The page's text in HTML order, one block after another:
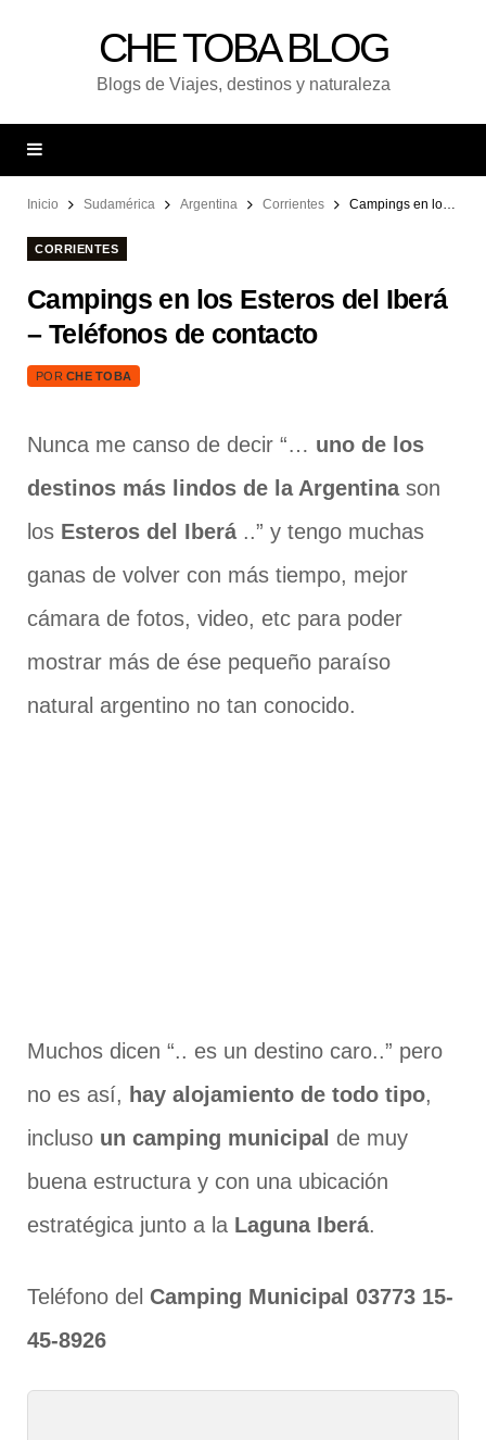
CHE TOBA BLOG
Blogs de Viajes, destinos y naturaleza
Inicio Sudamérica Argentina Corrientes Campings en los Esteros del Iberá – Teléfonos de contacto
CORRIENTES
Campings en los Esteros del Iberá
– Teléfonos de contacto
POR CHE TOBA
Nunca me canso de decir “… uno de los
destinos más lindos de la Argentinason
los Esteros del Iberá ..” y tengo muchas
ganas de volver con más tiempo, mejor
cámara de fotos, video, etc para poder
mostrar más de ése pequeño paraíso
natural argentino no tan conocido.
Muchos dicen “.. es un destino caro..” pero
no es así, hay alojamiento de todo tipo,
incluso un camping municipal de muy
buena estructura y con una ubicación
estratégica junto a la Laguna Iberá.
Teléfono del Camping Municipal 03773 15-
45-8926